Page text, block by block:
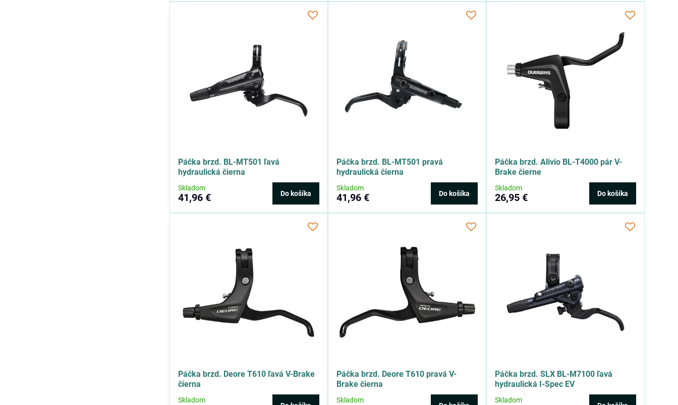
Páčka brzd. BL-MT501 ľavá
hydraulická čierna
Skladom
41,96 € Do košíka
Páčka brzd. BL-MT501 pravá
hydraulická čierna
Skladom
41,96 € Do košíka
Páčka brzd. Alivio BL-T4000 pár V-
Brake čierne
Skladom
26,95 € Do košíka
Páčka brzd. Deore T610 ľavá V-Brake
čierna
Skladom
Páčka brzd. Deore T610 pravá V-
Brake čierna
Skladom
Páčka brzd. SLX BL-M7100 ľavá
hydraulická I-Spec EV
Skladom